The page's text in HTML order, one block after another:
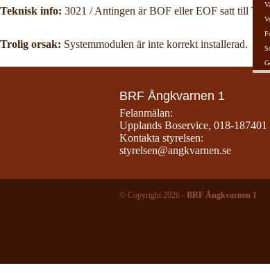
Teknisk info: 3021 / Antingen är BOF eller EOF satt till
Trolig orsak: Systemmodulen är inte korrekt installerad.
BRF Ångkvarnen 1
Felanmälan:
Upplands Boservice, 018-187401
Kontakta styrelsen:
styrelsen@angkvarnen.se
© Copyright 2026 - BRF Ångkvarnen 1